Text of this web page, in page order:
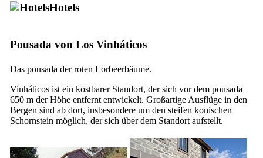
Hotels
Pousada von Los Vinháticos
Das pousada der roten Lorbeerbäume.
Vinháticos ist ein kostbarer Standort, der sich vor dem pousada
650 m der Höhe entfernt entwickelt. Großartige Ausflüge in den
Bergen sind ab dort, insbesondere um den steifen konischen
Schornstein möglich, der sich über dem Standort aufstellt.